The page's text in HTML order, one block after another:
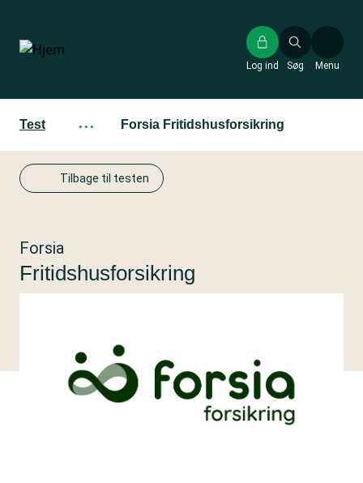
hovedindhold
Søg
Log ind Menu
Test ··· Forsia Fritidshusforsikring
Tilbage til testen
Forsia
Fritidshusforsikring